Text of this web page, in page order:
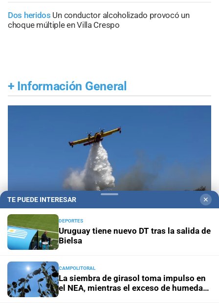
Dos heridos Un conductor alcoholizado provocó un
choque múltiple en Villa Crespo
+ Información General
ambientales cuestionan la reforma por su posible
regresión en materia ambiental
TE PUEDE INTERESAR ✕
DEPORTES
Uruguay tiene nuevo DT tras la salida de
Bielsa
CAMPOLITORAL
La siembra de girasol toma impulso en
el NEA, mientras el exceso de humedad